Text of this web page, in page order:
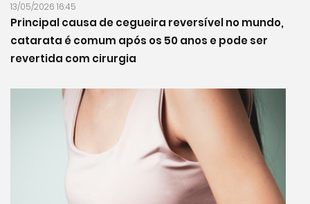
13/05/2026 16:45
Principal causa de cegueira reversível no mundo,
catarata é comum após os 50 anos e pode ser
revertida com cirurgia